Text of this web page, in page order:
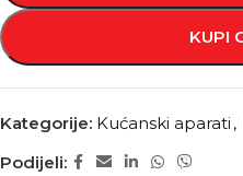
KUPI
Kategorije: Kućanski aparati ,
Podijeli: